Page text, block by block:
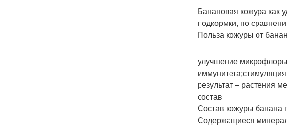
Банановая кожура как
подкормки, по
Польза кожуры от
улучшение микрофлоры
результат – растения
состав
Состав кожуры банана
Содержащиеся